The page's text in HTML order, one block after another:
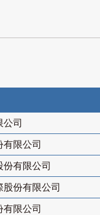
司
限公司
有限公司
份有限公司
限公司